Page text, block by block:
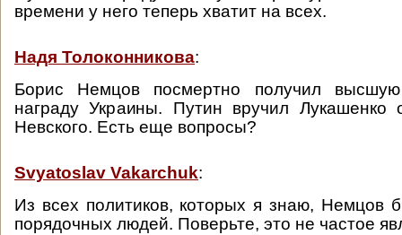
времени у него теперь хватит на всех.
Надя Толоконникова:
Борис Немцов посмертно получил высшую
награду Украины. Путин вручил Лукашенко
Невского. Есть еще вопросы?
Svyatoslav Vakarchuk:
Из всех политиков, которых я знаю, Немцов
порядочных людей. Поверьте, это не частое